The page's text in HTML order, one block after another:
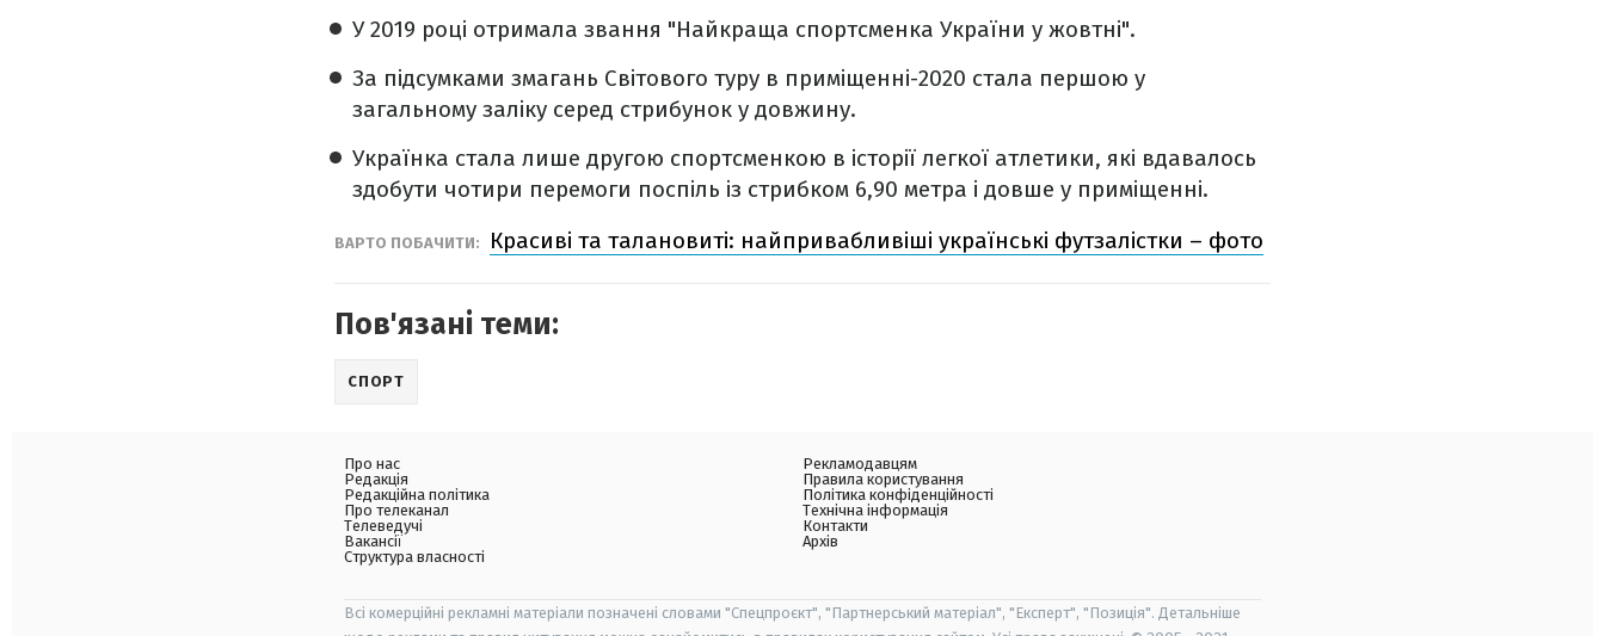
У 2019 році отримала звання "Найкраща спортсменка України у жовтні".
За підсумками змагань Світового туру в приміщенні-2020 стала першою у
загальному заліку серед стрибунок у довжину.
Українка стала лише другою спортсменкою в історії легкої атлетики, які вдавалось
здобути чотири перемоги поспіль із стрибком 6,90 метра і довше у приміщенні.
ВАРТО ПОБАЧИТИ: Красиві та талановиті: найпривабливіші українські футзалістки – фото
Пов'язані теми:
СПОРТ
Про нас
Редакція
Редакційна політика
Про телеканал
Телеведучі
Вакансії
Структура власності
Рекламодавцям
Правила користування
Політика конфіденційності
Технічна інформація
Контакти
Архів
Всі комерційні рекламні матеріали позначені словами "Спецпроєкт", "Партнерський матеріал", "Експерт", "Позиція". Детальніше